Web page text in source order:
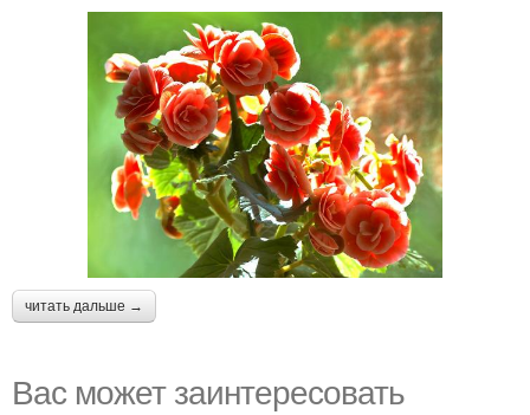
читать дальше →
Вас может заинтересовать